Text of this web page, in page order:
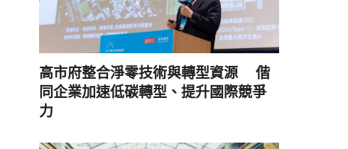
高市府整合淨零技術與轉型資源 偕
同企業加速低碳轉型、提升國際競爭
力